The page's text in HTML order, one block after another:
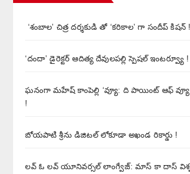
‘శంబాల’ చిత్ర దర్శకుడి తో ‘కరికాల’ గా సందీప్ కిషన్ !
‘దందా’ డైరెక్ట‌ర్ ఆదిత్య దేవులపల్లి స్పెషల్ ఇంటర్వ్యూ !
ఘనంగా మహేష్ కాంపెల్లి ‘వ్యూ: ది పాయింట్ ఆఫ్
!
బోయపాటి శ్రీను డిజిటల్‌ లోకూడా అఖండ రికార్డు !
లవ్ ఓ లవ్ యూనివర్సల్ లాంగ్వేజ్‌: మాస్ కా దాస్